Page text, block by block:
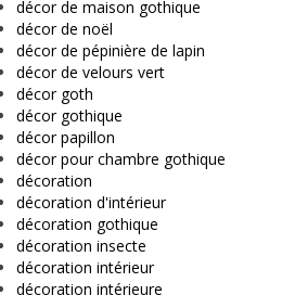
décor de maison gothique
décor de noël
décor de pépinière de lapin
décor de velours vert
décor goth
décor gothique
décor papillon
décor pour chambre gothique
décoration
décoration d'intérieur
décoration gothique
décoration insecte
décoration intérieur
décoration intérieure